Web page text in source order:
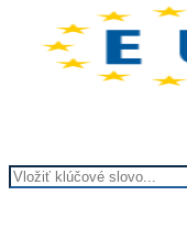
Search